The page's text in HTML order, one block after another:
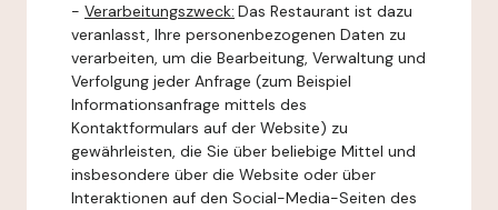
- Verarbeitungszweck: Das Restaurant ist dazu
veranlasst, Ihre personenbezogenen Daten zu
verarbeiten, um die Bearbeitung, Verwaltung und
Verfolgung jeder Anfrage (zum Beispiel
Informationsanfrage mittels des
Kontaktformulars auf der Website) zu
gewährleisten, die Sie über beliebige Mittel und
insbesondere über die Website oder über
Interaktionen auf den Social-Media-Seiten des